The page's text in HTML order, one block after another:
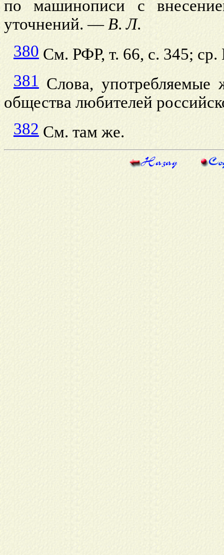
по машинописи с
уточнений. —В.Л.
380 См. РФР, т. 66, с. 345;
381 Слова,
общества любителей
382 См. там же.